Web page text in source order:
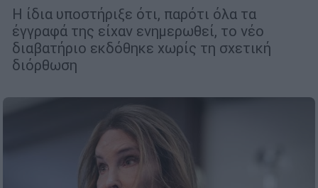
Η ίδια υποστήριξε ότι, παρότι όλα τα
έγγραφά της είχαν ενημερωθεί, το νέο
διαβατήριο εκδόθηκε χωρίς τη σχετική
διόρθωση